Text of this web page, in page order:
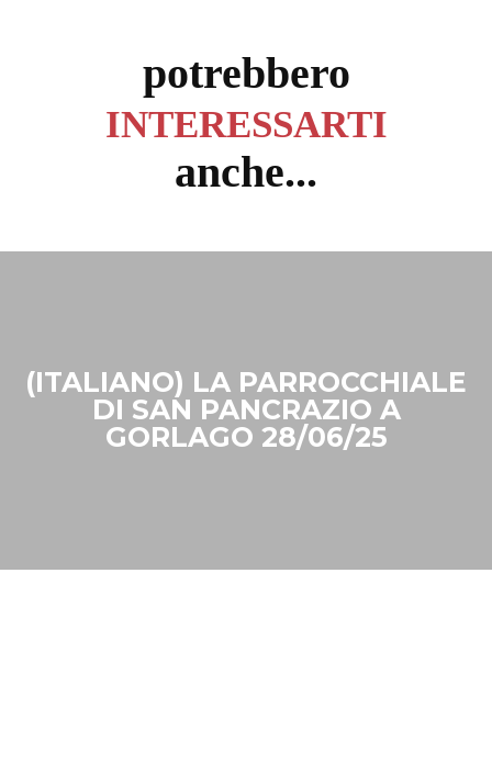
potrebbero
INTERESSARTI
anche...
(ITALIANO) LA PARROCCHIALE
DI SAN PANCRAZIO A
GORLAGO 28/06/25